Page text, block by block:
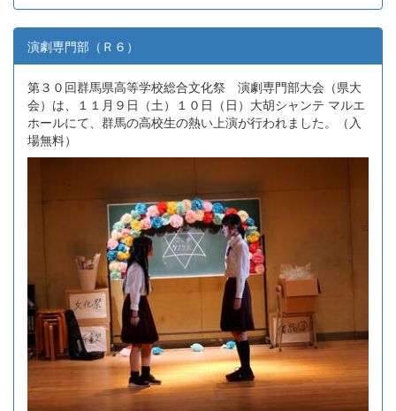
演劇専門部（Ｒ６）
第３０回群馬県高等学校総合文化祭 演劇専門部大会（県大
会）は、１１月９日（土）１０日（日）大胡シャンテ マルエ
ホールにて、群馬の高校生の熱い上演が行われました。（入
場無料）